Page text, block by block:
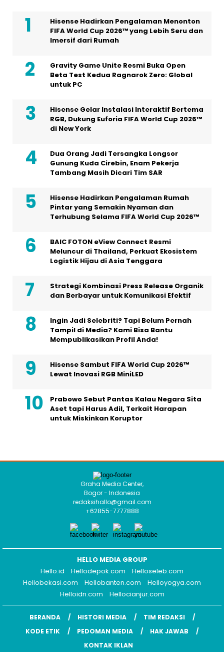
Hisense Hadirkan Pengalaman Menonton
FIFA World Cup 2026™ yang Lebih Seru dan
Imersif dari Rumah
Gravity Game Unite Resmi Buka Open
Beta Test Kedua Ragnarok Zero: Global
untuk PC
Hisense Gelar Instalasi Interaktif Bertema
RGB, Dukung Euforia FIFA World Cup 2026™
di New York
Dua Orang Jadi Tersangka Longsor
Gunung Kuda Cirebin, Enam Pekerja
Tambang Masih Dicari Tim SAR
Hisense Hadirkan Pengalaman Rumah
Pintar yang Semakin Nyaman dan
Terhubung Selama FIFA World Cup 2026™
BAIC FOTON eView Connect Resmi
Meluncur di Thailand, Perkuat Ekosistem
Logistik Hijau di Asia Tenggara
Strategi Kombinasi Press Release Organik
dan Berbayar untuk Komunikasi Efektif
Ingin Jadi Selebriti? Tapi Belum Pernah
Tampil di Media? Kami Bisa Bantu
Mempublikasikan Profil Anda!
Hisense Sambut FIFA World Cup 2026™
Lewat Inovasi RGB MiniLED
Prabowo Sebut Pantas Kalau Negara Sita
Aset tapi Harus Adil, Terkait Harapan
untuk Miskinkan Koruptor
Graha Media Center,
Bogor - Indonesia
redaksihallo@gmail.com
+62855-7777888
HELLO MEDIA GROUP
Hello.id
Hellodepok.com
Helloseleb.com
Hellobekasi.com
Hellobanten.com
Helloyogya.com
Helloidn.com
Hellocianjur.com
BERANDA HISTORI MEDIA
TIM REDAKSI
KODE ETIK
PEDOMAN MEDIA
HAK JAWAB
KONTAK IKLAN